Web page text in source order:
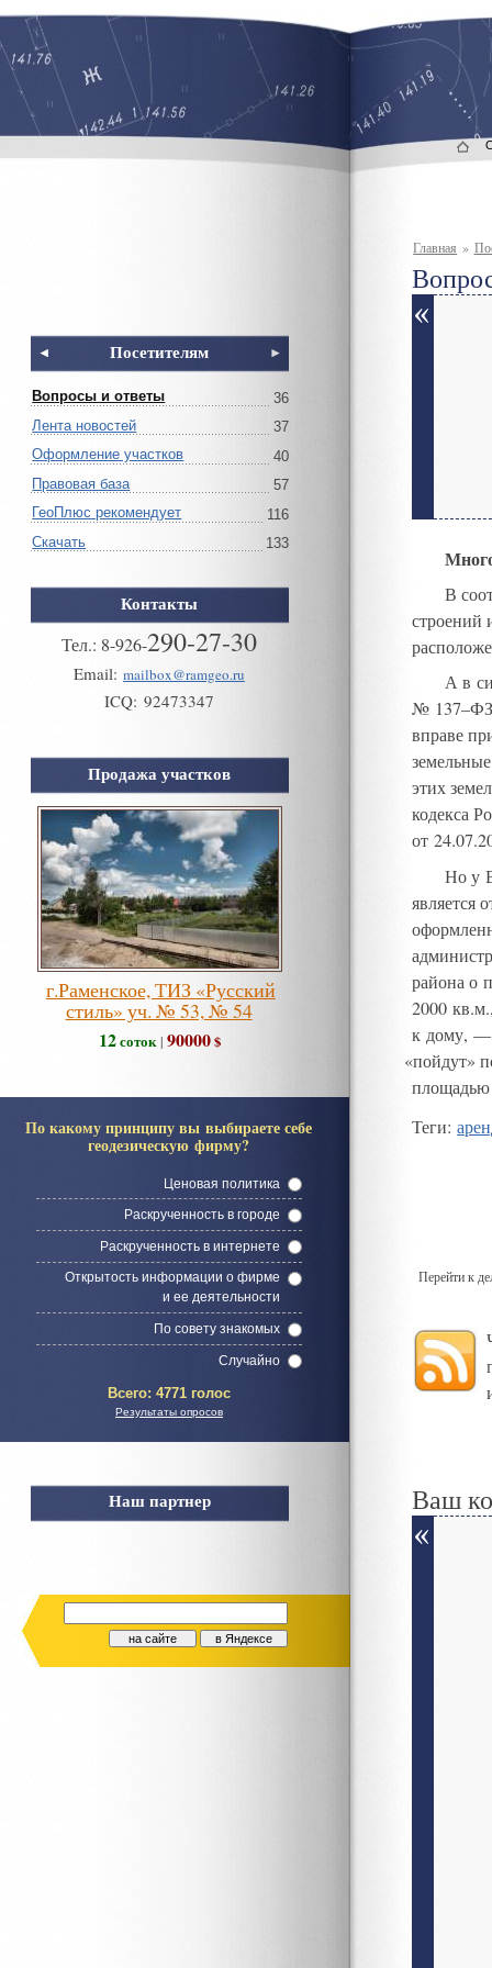
Посетителям
Вопросы и ответы
36
Лента новостей
37
Оформление участков
40
Правовая база
57
ГеоПлюс рекомендует
116
Скачать
133
Контакты
Тел.: 8-926-290-27-30
Email: mailbox@ramgeo.ru
ICQ: 92473347
Продажа участков
г.Раменское, ТИЗ «Русский
стиль» уч. № 53, № 54
12соток| 90000$
По какому принципу вы выбираете себе
геодезическую фирму?
Ценовая политика
Раскрученность в городе
Раскрученность в интернете
Открытость информации о фирме
и ее деятельности
По совету знакомых
Случайно
Всего: 4771 голос
Результаты опросов
Наш партнер
Главная »
В
строений
А в
№ 137–ФЗ
вправе
этих
кодекса
от
Но у
является
района о
2000 кв.м.
к дому, —
«пойдут»
Теги:
Перейти к
Ваш